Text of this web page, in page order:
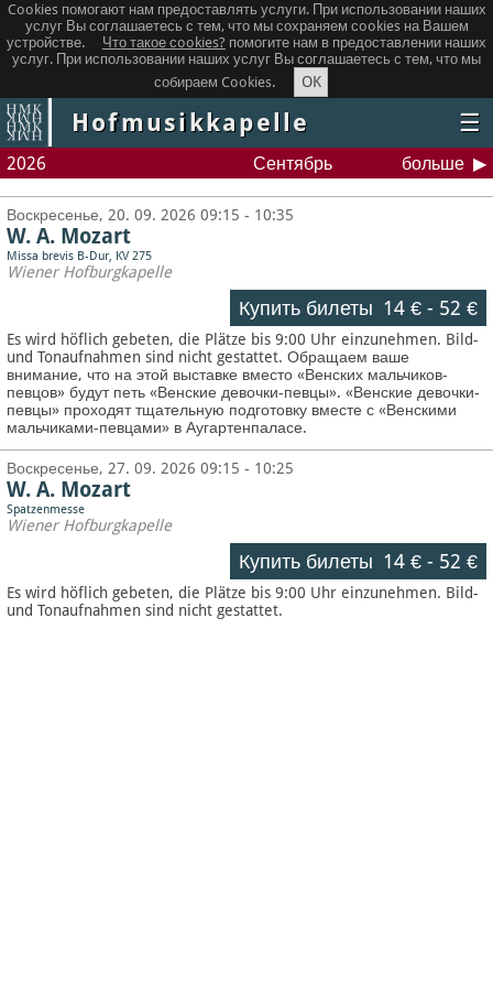
Cookies помогают нам предоставлять услуги. При использовании наших
услуг Вы соглашаетесь с тем, что мы сохраняем сookies на Вашем
устройстве.
Что такое сookies? помогите нам в предоставлении наших
услуг. При использовании наших услуг Вы соглашаетесь с тем, что мы
собираем Cookies.
OK
Hofmusikkapelle ☰
2026 Сентябрь больше
Воскресенье, 20. 09. 2026 09:15 - 10:35
W. A. Mozart
Missa brevis B-Dur, KV 275
Wiener Hofburgkapelle
Купить билеты 14 €- 52 €
Es wird höflich gebeten, die Plätze bis 9:00 Uhr einzunehmen. Bild-
und Tonaufnahmen sind nicht gestattet.Обращаем ваше
внимание, что на этой выставке вместо «Венских мальчиков-
певцов» будут петь «Венские девочки-певцы». «Венские девочки-
певцы» проходят тщательную подготовку вместе с «Венскими
мальчиками-певцами» в Аугартенпаласе.
Воскресенье, 27. 09. 2026 09:15 - 10:25
W. A. Mozart
Spatzenmesse
Wiener Hofburgkapelle
Купить билеты 14 €- 52 €
Es wird höflich gebeten, die Plätze bis 9:00 Uhr einzunehmen. Bild-
und Tonaufnahmen sind nicht gestattet.